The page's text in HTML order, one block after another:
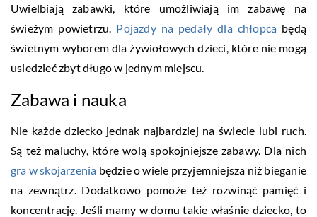
Uwielbiają zabawki, które umożliwiają im zabawę na
świeżym powietrzu. Pojazdy na pedały dla chłopca będą
świetnym wyborem dla żywiołowych dzieci, które nie mogą
usiedzieć zbyt długo w jednym miejscu.
Zabawa i nauka
Nie każde dziecko jednak najbardziej na świecie lubi ruch.
Są też maluchy, które wolą spokojniejsze zabawy. Dla nich
gra w skojarzenia będzie o wiele przyjemniejsza niż bieganie
na zewnątrz. Dodatkowo pomoże też rozwinąć pamięć i
koncentrację. Jeśli mamy w domu takie właśnie dziecko, to